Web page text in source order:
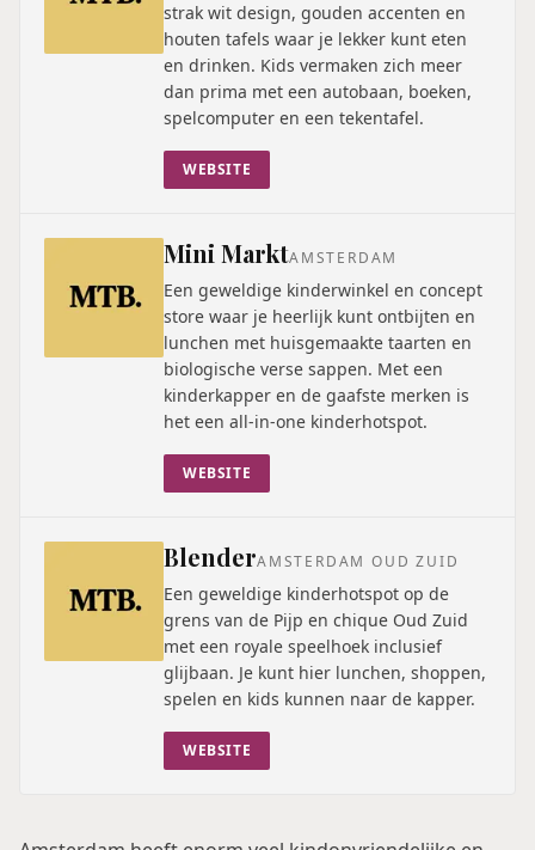
strak wit design, gouden accenten en
houten tafels waar je lekker kunt eten
en drinken. Kids vermaken zich meer
dan prima met een autobaan, boeken,
spelcomputer en een tekentafel.
WEBSITE
Mini MarktAMSTERDAM
Een geweldige kinderwinkel en concept
store waar je heerlijk kunt ontbijten en
lunchen met huisgemaakte taarten en
biologische verse sappen. Met een
kinderkapper en de gaafste merken is
het een all-in-one kinderhotspot.
WEBSITE
BlenderAMSTERDAM OUD ZUID
Een geweldige kinderhotspot op de
grens van de Pijp en chique Oud Zuid
met een royale speelhoek inclusief
glijbaan. Je kunt hier lunchen, shoppen,
spelen en kids kunnen naar de kapper.
WEBSITE